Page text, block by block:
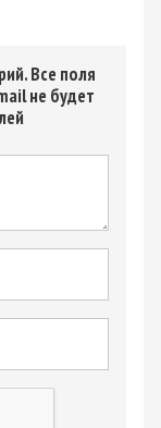
Все поля
не будет